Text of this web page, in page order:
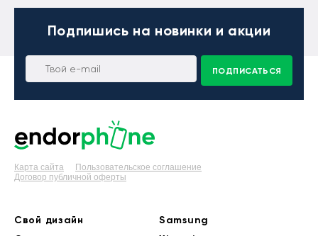
Подпишись на новинки и акции
ПОДПИСАТЬСЯ
Карта сайта
Пользовательское соглашение
Договор публичной оферты
Свой дизайн
Samsung